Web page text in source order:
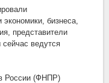
бизнеса,
представители
ведутся
России (ФНПР)